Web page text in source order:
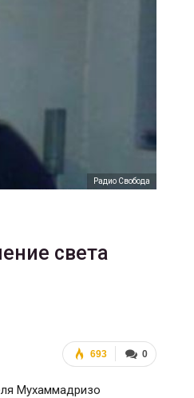
Радио Свобода
света
0
693
Мухаммадризо
трансгендеры